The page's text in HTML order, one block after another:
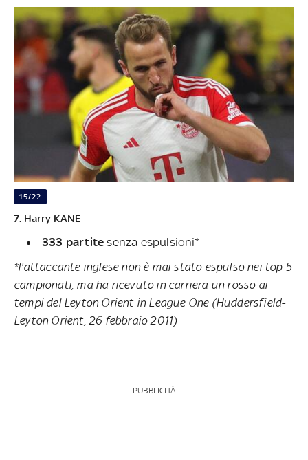
15/22
7. Harry KANE
333 partitesenza espulsioni*
*l'attaccante inglese non è mai stato espulso nei top 5
campionati, ma ha ricevuto in carriera un rosso ai
tempi del Leyton Orient in League One (Huddersfield-
Leyton Orient, 26 febbraio 2011)
PUBBLICITÀ